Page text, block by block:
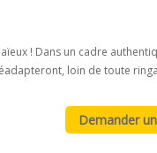
! Dans un cadre
loin de toute